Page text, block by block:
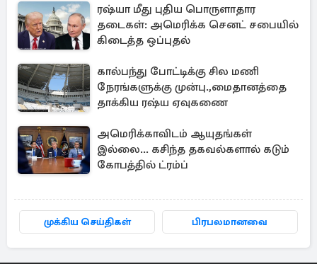
ரஷ்யா மீது புதிய பொருளாதார
தடைகள்: அமெரிக்க செனட் சபையில்
கிடைத்த ஒப்புதல்
கால்பந்து போட்டிக்கு சில மணி
நேரங்களுக்கு முன்பு.,மைதானத்தை
தாக்கிய ரஷ்ய ஏவுகணை
அமெரிக்காவிடம் ஆயுதங்கள்
இல்லை... கசிந்த தகவல்களால் கடும்
கோபத்தில் ட்ரம்ப்
முக்கிய செய்திகள் பிரபலமானவை